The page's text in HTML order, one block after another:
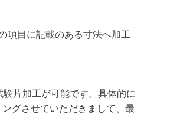
項目に記載のある寸法へ加工
片加工が可能です。具体的に
グさせていただきまして、最